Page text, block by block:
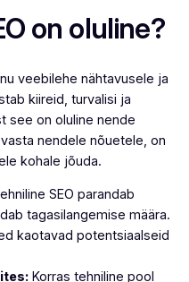
on oluline?
veebilehe nähtavusele ja
kiireid, turvalisi ja
see on oluline nende
nendele nõuetele, on
kohale jõuda.
SEO parandab
tagasilangemise määra.
kaotavad potentsiaalseid
Korras tehniline pool